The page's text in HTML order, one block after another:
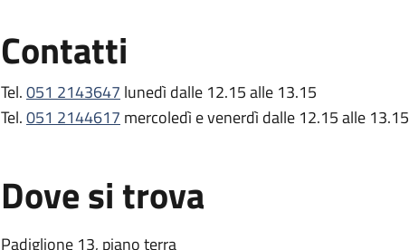
Contatti
Tel.051 2143647 lunedì dalle 12.15 alle 13.15
Tel.051 2144617 mercoledì e venerdì dalle 12.15 alle 13.15
Dove si trova
Padiglione 13, piano terra